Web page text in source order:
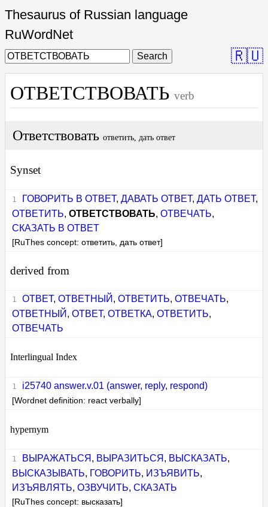
Thesaurus of Russian language
RuWordNet
Search 🇷🇺
ОТВЕТСТВОВАТЬ verb
Ответствовать ответить, дать ответ
Synset
ГОВОРИТЬ В ОТВЕТ, ДАВАТЬ ОТВЕТ, ДАТЬ ОТВЕТ,
ОТВЕТИТЬ,ОТВЕТСТВОВАТЬ,ОТВЕЧАТЬ,
СКАЗАТЬ В ОТВЕТ
[RuThes concept: ответить, дать ответ]
derived from
ОТВЕТ, ОТВЕТНЫЙ , ОТВЕТИТЬ, ОТВЕЧАТЬ,
ОТВЕТНЫЙ ,ОТВЕТ,ОТВЕТКА,ОТВЕТИТЬ,
ОТВЕЧАТЬ
Interlingual Index
i25740 answer.v.01 (answer, reply, respond)
[Wordnet definition: react verbally]
hypernym
ВЫРАЖАТЬСЯ , ВЫРАЗИТЬСЯ , ВЫСКАЗАТЬ,
ВЫСКАЗЫВАТЬ, ГОВОРИТЬ, ИЗЪЯВИТЬ,
ИЗЪЯВЛЯТЬ,ОЗВУЧИТЬ,СКАЗАТЬ
[RuThes concept: высказать]